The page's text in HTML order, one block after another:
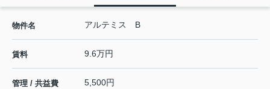
物件名 アルテミス B
賃料 9.6万円
管理 / 共益費 5,500円